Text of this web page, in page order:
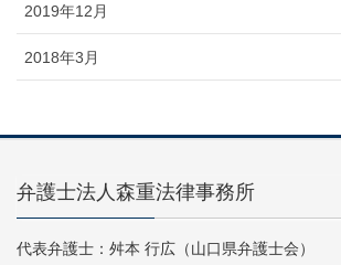
2019年12月
2018年3月
弁護士法人森重法律事務所
代表弁護士：舛本 行広（山口県弁護士会）